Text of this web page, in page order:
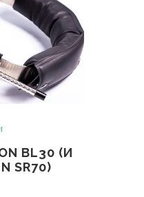
BL30 (И
SR70)